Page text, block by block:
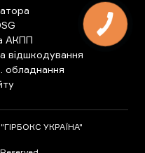
АКПП
відшкодування
обладнання
УКРАЇНА"